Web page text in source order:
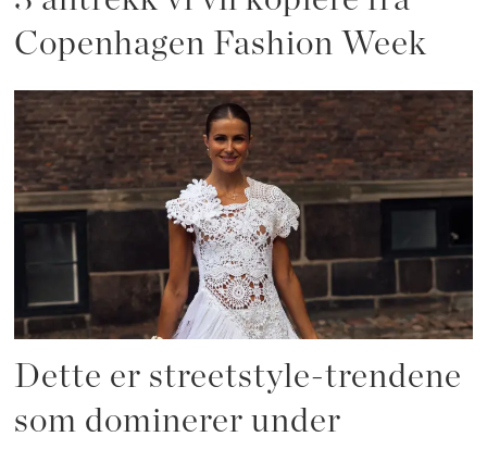
Copenhagen Fashion Week
Dette er streetstyle-trendene
som dominerer under